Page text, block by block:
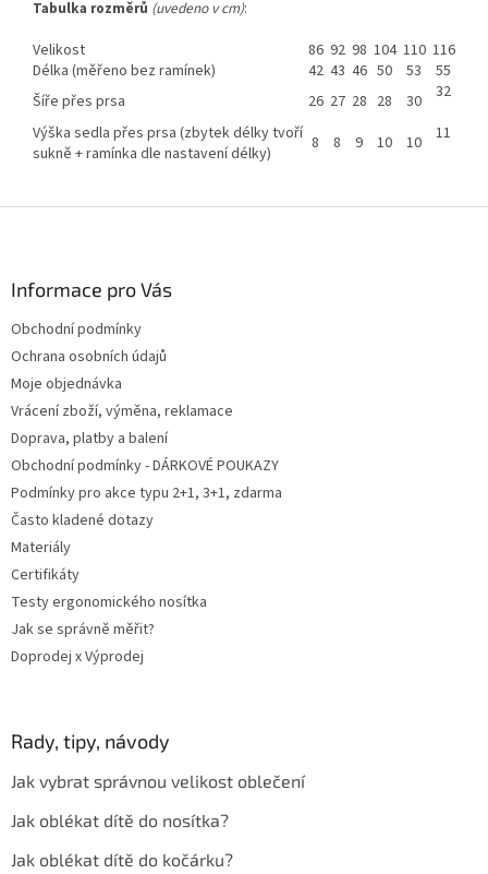
Tabulka rozměrů (uvedeno v cm):
Velikost 86 92 98 104 110 116
Délka (měřeno bez ramínek)
42 43 46 50 53
55
Šíře přes prsa
26 27 28 28 30
32
Výška sedla přes prsa (zbytek délky tvoří
sukně + ramínka dle nastavení délky)
8 8 9 10 10 11
Informace pro Vás
Obchodní podmínky
Ochrana osobních údajů
Moje objednávka
Vrácení zboží, výměna, reklamace
Doprava, platby a balení
Obchodní podmínky - DÁRKOVÉ POUKAZY
Podmínky pro akce typu 2+1, 3+1, zdarma
Často kladené dotazy
Materiály
Certifikáty
Testy ergonomického nosítka
Jak se správně měřit?
Doprodej x Výprodej
Rady, tipy, návody
Jak vybrat správnou velikost oblečení
Jak oblékat dítě do nosítka?
Jak oblékat dítě do kočárku?